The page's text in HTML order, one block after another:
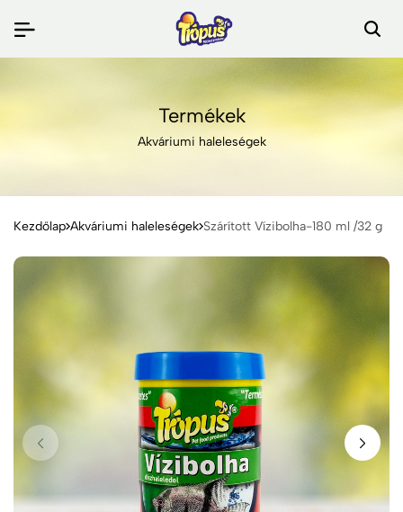
Termékek
Akváriumi haleleségek
Kezdőlap Akváriumi haleleségek Szárított Vízibolha-180 ml /32 g